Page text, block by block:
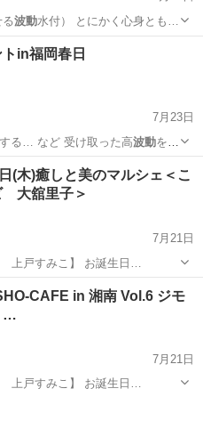
波動 水付） とにかく心身とも…
ワークショップ
in福岡春日
7月23日
る… など 受け取った高波動を実
波動
(木)癒しと美のマルシェ＜こ
大舘里子＞
7月21日
上戸すみこ】 お誕生日…
CAFE in 湘南 Vol.6 ジモ
…
7月21日
上戸すみこ】 お誕生日…